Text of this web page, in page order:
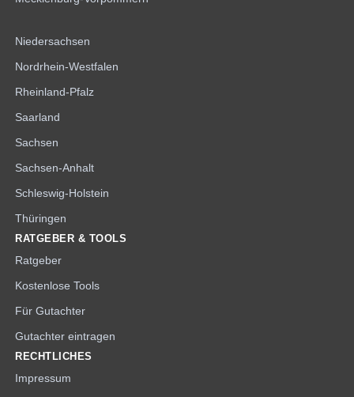
Niedersachsen
Nordrhein-Westfalen
Rheinland-Pfalz
Saarland
Sachsen
Sachsen-Anhalt
Schleswig-Holstein
Thüringen
RATGEBER & TOOLS
Ratgeber
Kostenlose Tools
Für Gutachter
Gutachter eintragen
RECHTLICHES
Impressum